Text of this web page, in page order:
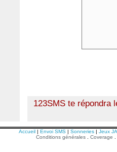
123SMS te répondra
Accueil | Envoi SMS | Sonneries | Jeux
Conditions générales. Coverage